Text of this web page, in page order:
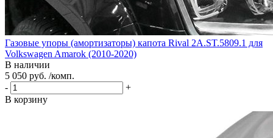
Газовые упоры (амортизаторы) капота Rival 2A.ST.5809.1 для
Volkswagen Amarok (2010-2020)
В наличии
5 050 руб. /комп.
-
+
В корзину